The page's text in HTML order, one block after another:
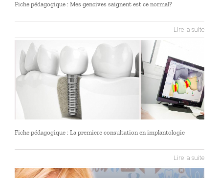
Fiche pédagogique : Mes gencives saignent est ce normal?
Lire la suite
Fiche pédagogique : La premiere consultation en implantologie
Lire la suite